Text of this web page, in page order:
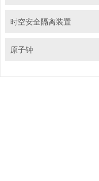
时空安全隔离装置
原子钟